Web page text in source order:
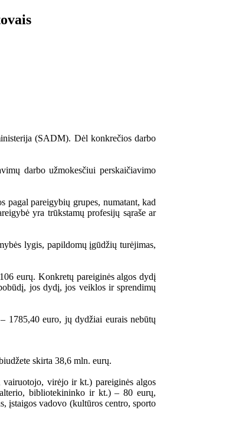
(SADM). Dėl konkrečios darbo
darbo užmokesčiui perskaičiavimo
pagal pareigybių grupes, numatant, kad
yra trūkstamų profesijų sąraše ar
lygis, papildomų įgūdžių turėjimas,
eurų. Konkretų pareiginės algos dydį
jos dydį, jos veiklos ir sprendimų
1785,40 euro, jų dydžiai eurais nebūtų
skirta 38,6 mln. eurų.
virėjo ir kt.) pareiginės algos
bibliotekininko ir kt.) – 80 eurų,
įstaigos vadovo (kultūros centro, sporto